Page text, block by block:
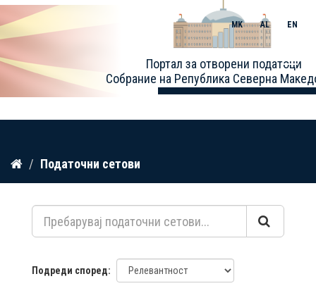
Прескокнете
содржина
Портал за отворени податоци
Собрание на Република Северна
MK AL EN
Toggle
Податочни сетови
Подреди според